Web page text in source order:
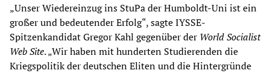
„Unser Wiedereinzug ins StuPa der Humboldt-Uni ist ein
großer und bedeutender Erfolg“, sagte IYSSE-
Spitzenkandidat Gregor Kahl gegenüber der World Socialist
Web Site. „Wir haben mit hunderten Studierenden die
Kriegspolitik der deutschen Eliten und die Hintergründe